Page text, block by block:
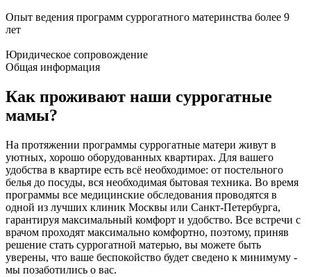
Опыт ведения программ суррогатного материнства более 9
лет
Юридическое сопровождение
Общая информация
Как проживают наши суррогатные
мамы?
На протяжении программы суррогатные матери живут в
уютных, хорошо оборудованных квартирах. Для вашего
удобства в квартире есть всё необходимое: от постельного
белья до посуды, вся необходимая бытовая техника. Во время
программы все медицинские обследования проводятся в
одной из лучших клиник Москвы или Санкт-Петербурга,
гарантируя максимальный комфорт и удобство. Все встречи с
врачом проходят максимально комфортно, поэтому, приняв
решение стать суррогатной матерью, вы можете быть
уверены, что ваше беспокойство будет сведено к минимуму -
мы позаботились о вас.